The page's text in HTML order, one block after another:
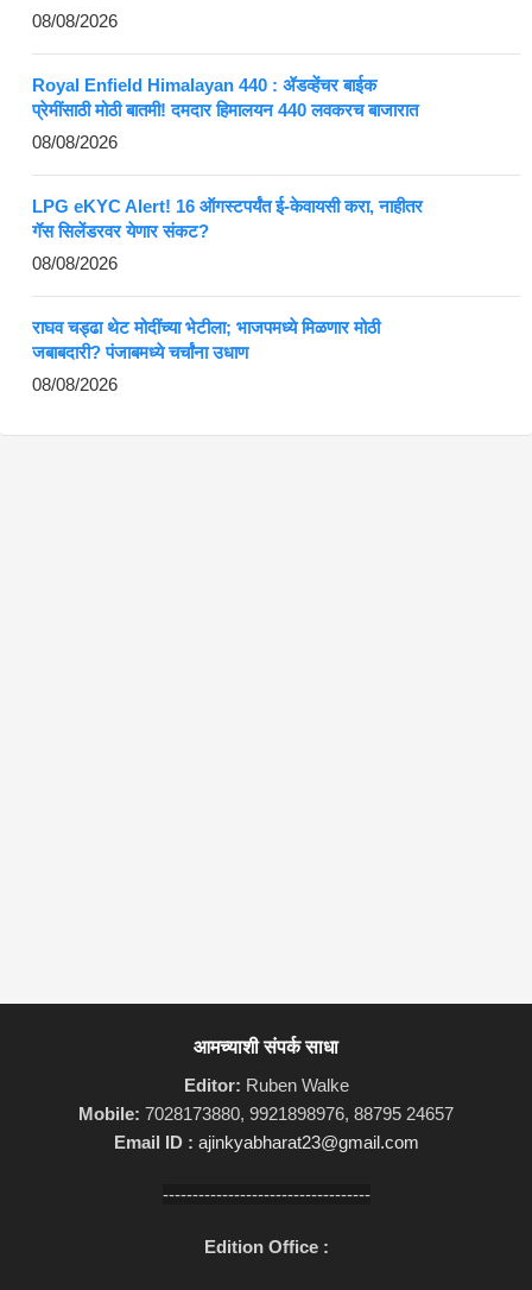
08/08/2026
Royal Enfield Himalayan 440 : ॲडव्हेंचर बाईक
प्रेमींसाठी मोठी बातमी! दमदार हिमालयन 440 लवकरच बाजारात
08/08/2026
LPG eKYC Alert! 16 ऑगस्टपर्यंत ई-केवायसी करा, नाहीतर
गॅस सिलेंडरवर येणार संकट?
08/08/2026
राघव चड्ढा थेट मोदींच्या भेटीला; भाजपमध्ये मिळणार मोठी
जबाबदारी? पंजाबमध्ये चर्चांना उधाण
08/08/2026
आमच्याशी संपर्क साधा
Editor: Ruben Walke
Mobile: 7028173880, 9921898976, 88795 24657
Email ID : ajinkyabharat23@gmail.com
-----------------------------------
Edition Office :